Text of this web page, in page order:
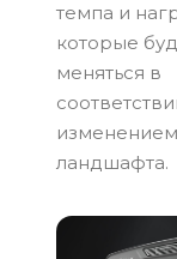
темпа и
которые
меняться в
изменением
ландшафта.